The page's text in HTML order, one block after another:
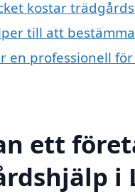
kostar
till att
en professionell
ett
i